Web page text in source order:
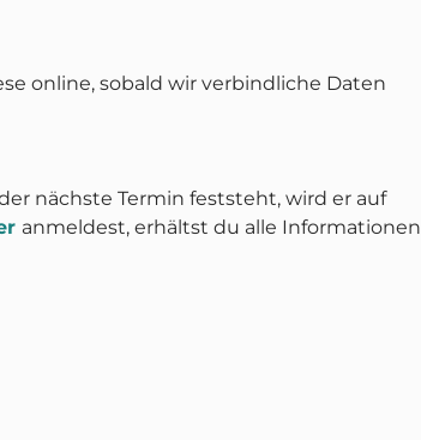
online, sobald wir verbindliche Daten
nächste Termin feststeht, wird er auf
anmeldest, erhältst du alle Informationen